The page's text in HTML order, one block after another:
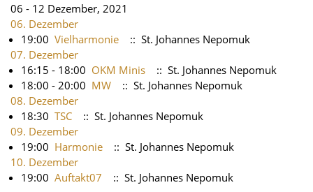
06 - 12 Dezember, 2021
06. Dezember
19:00 Vielharmonie
:: St. Johannes Nepomuk
07. Dezember
16:15 - 18:00 OKM Minis
:: St. Johannes Nepomuk
18:00 - 20:00 MW
:: St. Johannes Nepomuk
08. Dezember
18:30 TSC
:: St. Johannes Nepomuk
09. Dezember
19:00 Harmonie
:: St. Johannes Nepomuk
10. Dezember
19:00 Auftakt07 :: St. Johannes Nepomuk